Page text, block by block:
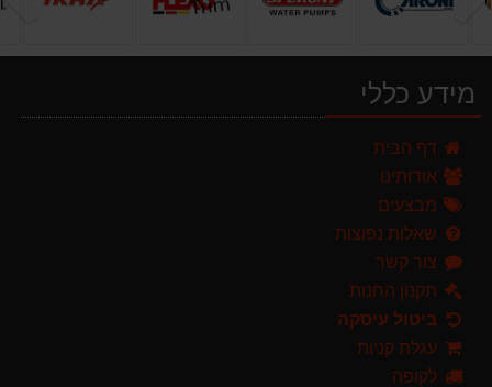
מידע כללי
דף הבית
אודותינו
מבצעים
שאלות נפוצות
צור קשר
תקנון החנות
ביטול עיסקה
עגלת קניות
לקופה
589.00 ₪
מפוח חשמלי נושף יונק וגורס הארי HARRY LSN 2900
499.00 ₪
999.00 ₪
299.00 ₪
119.00 ₪